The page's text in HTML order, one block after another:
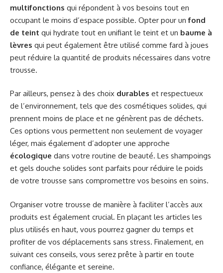
multifonctions qui répondent à vos besoins tout en
occupant le moins d’espace possible. Opter pour unfond
de teint qui hydrate tout en unifiant le teint et un baume à
lèvres qui peut également être utilisé comme fard à joues
peut réduire la quantité de produits nécessaires dans votre
trousse.
Par ailleurs, pensez à des choix durables et respectueux
de l’environnement, tels que des cosmétiques solides, qui
prennent moins de place et ne génèrent pas de déchets.
Ces options vous permettent non seulement de voyager
léger, mais également d’adopter une approche
écologique dans votre routine de beauté. Les shampoings
et gels douche solides sont parfaits pour réduire le poids
de votre trousse sans compromettre vos besoins en soins.
Organiser votre trousse de manière à faciliter l’accès aux
produits est également crucial. En plaçant les articles les
plus utilisés en haut, vous pourrez gagner du temps et
profiter de vos déplacements sans stress. Finalement, en
suivant ces conseils, vous serez prête à partir en toute
confiance, élégante et sereine.